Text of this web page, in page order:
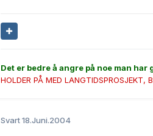
Det er bedre å angre på noe man
HOLDER PÅ MED LANGTIDSPROSJEKT,
Svart18.Juni.2004